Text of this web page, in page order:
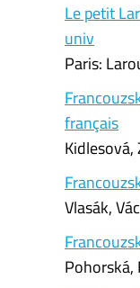
Le petit
univ
Paris:
français
Kidlesová,
Vlasák,
Pohorská,